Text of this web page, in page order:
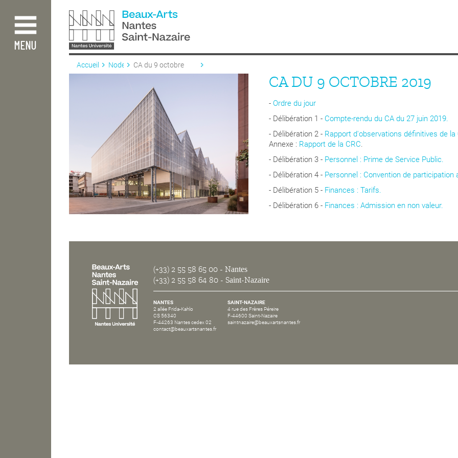
contenu
principal
MENU
Accueil Node
CA du 9 octobre
2019
CA DU 9 OCTOBRE 2019
- Ordre du jour
- Délibération 1 - Compte-rendu du CA du 27 juin 2019.
- Délibération 2 - Rapport d'observations définitives de
Annexe : Rapport de la CRC.
- Délibération 3 - Personnel : Prime de Service Public.
- Délibération 4 - Personnel : Convention de participation
- Délibération 5 - Finances : Tarifs.
- Délibération 6 - Finances : Admission en non valeur.
(+33) 2 55 58 65 00 - Nantes
(+33) 2 55 58 64 80 - Saint-Nazaire
NANTES
2 allée Frida-Kahlo
CS 56340
F-44263 Nantes cedex 02
contact@beauxartsnantes.fr
SAINT-NAZAIRE
4 rue des Frères Péreire
F-44600 Saint-Nazaire
saintnazaire@beauxartsnantes.fr